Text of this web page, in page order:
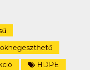
HDPE